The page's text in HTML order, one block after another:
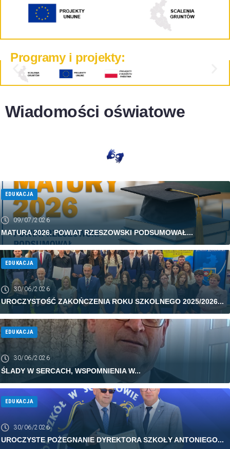
Programy i projekty:
Wiadomości oświatowe
EDUKACJA
09/07/2026
MATURA 2026. POWIAT RZESZOWSKI PODSUMOWAŁ...
EDUKACJA
30/06/2026
UROCZYSTOŚĆ ZAKOŃCZENIA ROKU SZKOLNEGO 2025/2026...
EDUKACJA
30/06/2026
ŚLADY W SERCACH, WSPOMNIENIA W...
EDUKACJA
30/06/2026
UROCZYSTE POŻEGNANIE DYREKTORA SZKOŁY ANTONIEGO...